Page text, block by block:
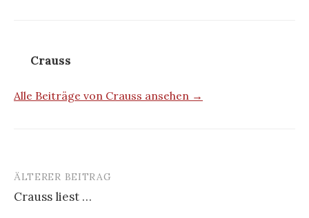
Crauss
Alle Beiträge von Crauss ansehen →
Beitrags-
Navigation
ÄLTERER BEITRAG
Crauss liest …